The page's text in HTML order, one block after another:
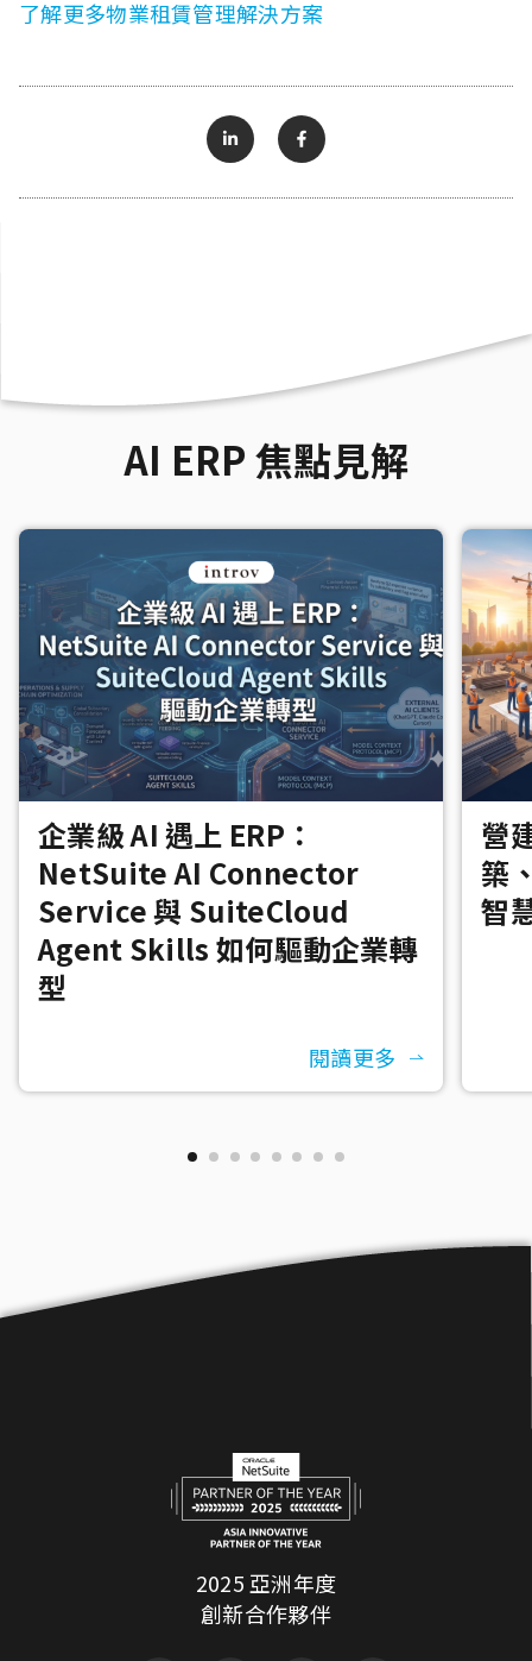
了解更多物業租賃管理解決方案
AI ERP 焦點見解
企業級 AI 遇上 ERP：
NetSuite AI Connector
Service 與 SuiteCloud
Agent Skills 如何驅動企業轉
型
閱讀更多
營
築
智
2025 亞洲年度
創新合作夥伴